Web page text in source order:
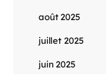
août 2025
juillet 2025
juin 2025